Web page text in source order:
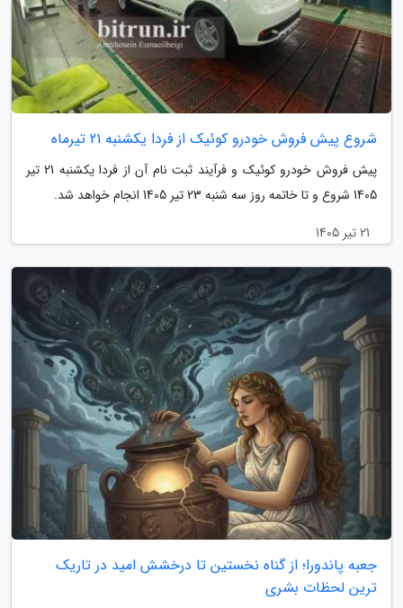
شروع پیش فروش خودرو کوئیک از فردا یکشنبه 21 تیرماه
پیش فروش خودرو کوئیک و فرآیند ثبت نام آن از فردا یکشنبه 21 تیر
1405 شروع و تا خاتمه روز سه شنبه 23 تیر 1405 انجام خواهد شد.
21 تیر 1405
جعبه پاندورا؛ از گناه نخستین تا درخشش امید در تاریک
ترین لحظات بشری